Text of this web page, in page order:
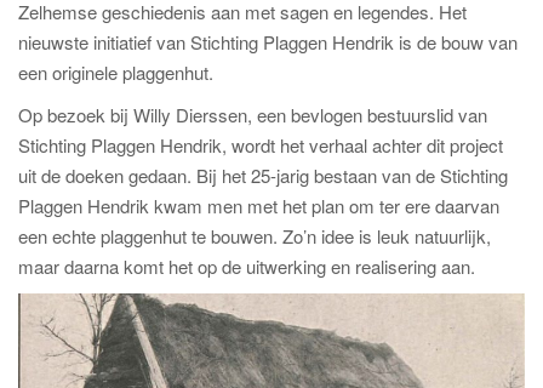
Zelhemse geschiedenis aan met sagen en legendes. Het
nieuwste initiatief van Stichting Plaggen Hendrik is de bouw van
een originele plaggenhut.
Op bezoek bij Willy Dierssen, een bevlogen bestuurslid van
Stichting Plaggen Hendrik, wordt het verhaal achter dit project
uit de doeken gedaan. Bij het 25-jarig bestaan van de Stichting
Plaggen Hendrik kwam men met het plan om ter ere daarvan
een echte plaggenhut te bouwen. Zo’n idee is leuk natuurlijk,
maar daarna komt het op de uitwerking en realisering aan.